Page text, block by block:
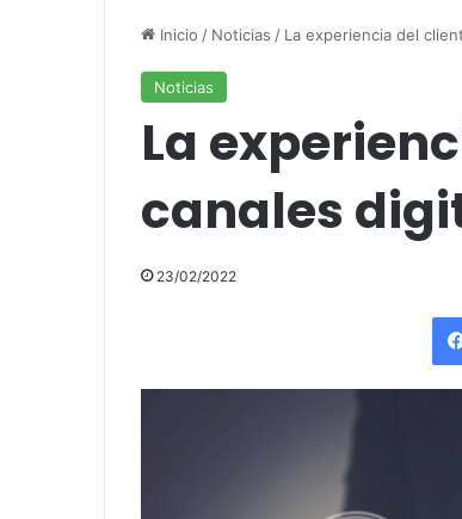
Inicio / Noticias / La experiencia del
Noticias
La
canales
23/02/2022